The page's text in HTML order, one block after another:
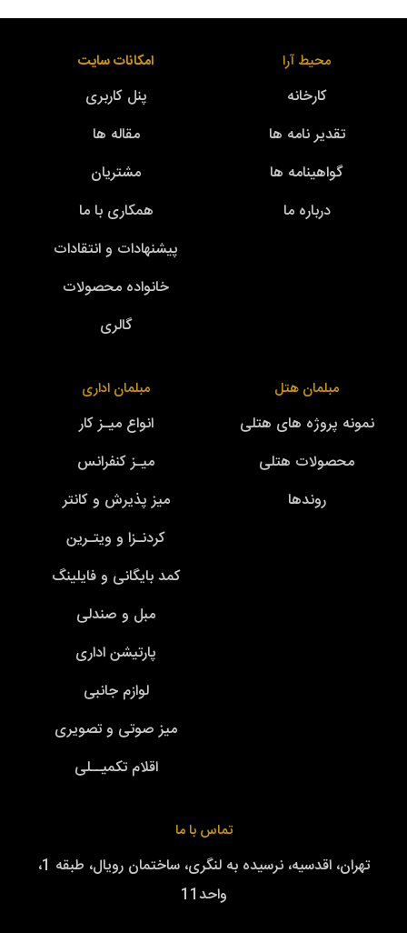
محیط آرا
کارخانه
تقدیر نامه ها
گواهینامه ها
درباره ما
امکانات سایت
پنل کاربری
مقاله ها
مشتریان
همکاری با ما
پیشنهادات و انتقادات
خانواده محصولات
گالری
مبلمان هتل
نمونه پروژه های هتلی
محصولات هتلی
روندها
مبلمان اداری
انواع میـز کار
میـز کنفرانس
میز پذیرش و کانتر
کردنـزا و ویتـرین
کمد بایگانی و فایلینگ
مبل و صندلی
پارتیشن اداری
لوازم جانبی
میز صوتی و تصویری
اقلام تکمیــلی
تماس با ما
تهران، اقدسیه، نرسیده به لنگری، ساختمان رویال، طبقه 1،
واحد11